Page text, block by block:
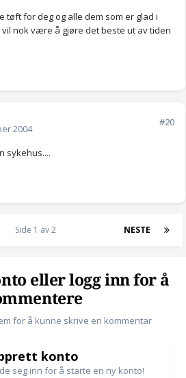
tøft for deg og alle dem som er glad i
nok være å gjøre det beste ut av tiden
2004
#20
sykehus....
NESTE
Side 1 av 2
eller logg inn for å
for å kunne skrive en kommentar
konto
seg inn for å starte en ny konto!